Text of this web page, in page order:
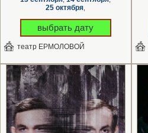
25 октября
выбрать дату
театр ЕРМОЛОВОЙ